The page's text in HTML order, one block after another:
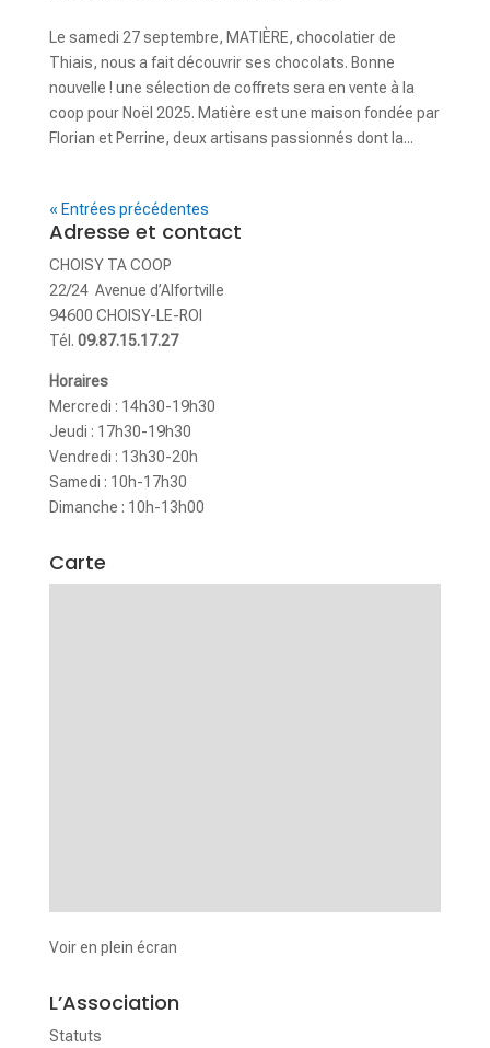
Le samedi 27 septembre, MATIÈRE, chocolatier de
Thiais, nous a fait découvrir ses chocolats. Bonne
nouvelle ! une sélection de coffrets sera en vente à la
coop pour Noël 2025. Matière est une maison fondée par
Florian et Perrine, deux artisans passionnés dont la...
« Entrées précédentes
Adresse et contact
CHOISY TA COOP
22/24 Avenue d’Alfortville
94600 CHOISY-LE-ROI
Tél. 09.87.15.17.27
Horaires
Mercredi : 14h30-19h30
Jeudi : 17h30-19h30
Vendredi : 13h30-20h
Samedi : 10h-17h30
Dimanche : 10h-13h00
Carte
Voir en plein écran
L’Association
Statuts